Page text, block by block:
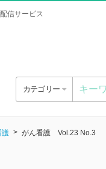
信サービス
カテゴリー
護 がん看護 Vol.23 No.3